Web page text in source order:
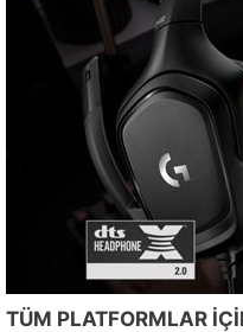
TÜM PLATFORMLAR